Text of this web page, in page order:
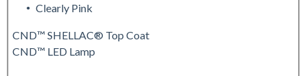
Clearly Pink
CND™ SHELLAC® Top Coat
CND™ LED Lamp